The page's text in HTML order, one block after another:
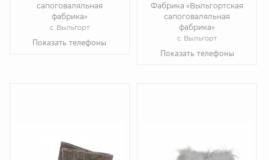
сапоговаляльная
фабрика»
с. Выльгорт
Показать телефоны
Фабрика «Выльгортская
сапоговаляльная
фабрика»
с. Выльгорт
Показать телефоны